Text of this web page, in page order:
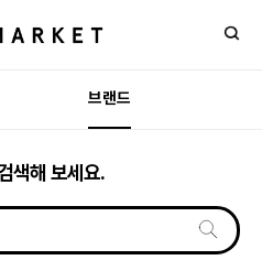
브랜드
색해 보세요.